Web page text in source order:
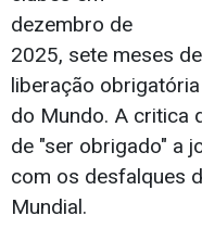
dezembro de
2025, sete meses
liberação
do Mundo. A critica
de "ser obrigado" a
com os desfalques
Mundial.